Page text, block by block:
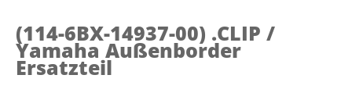
(114-6BX-14937-00) .CLIP /
Yamaha Außenborder
Ersatzteil